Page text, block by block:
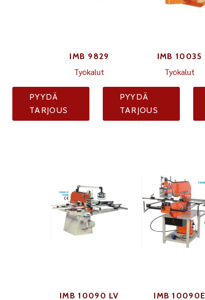
IMB 9829
Työkalut
PYYDÄ
TARJOUS
IMB 10035
Työkalut
PYYDÄ
TARJOUS
IMB 10090 LV IMB 10090E